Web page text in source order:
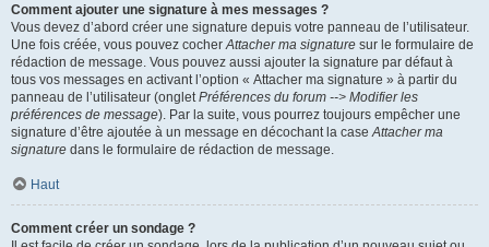
Comment ajouter une signature à mes messages ?
Vous devez d’abord créer une signature depuis votre panneau de l’utilisateur.
Une fois créée, vous pouvez cocherAttacher ma signature sur le formulaire de
rédaction de message. Vous pouvez aussi ajouter la signature par défaut à
tous vos messages en activant l’option « Attacher ma signature » à partir du
panneau de l’utilisateur (ongletPréférences du forum --> Modifier les
préférences de message). Par la suite, vous pourrez toujours empêcher une
signature d’être ajoutée à un message en décochant la caseAttacher ma
signature dans le formulaire de rédaction de message.
Haut
Comment créer un sondage ?